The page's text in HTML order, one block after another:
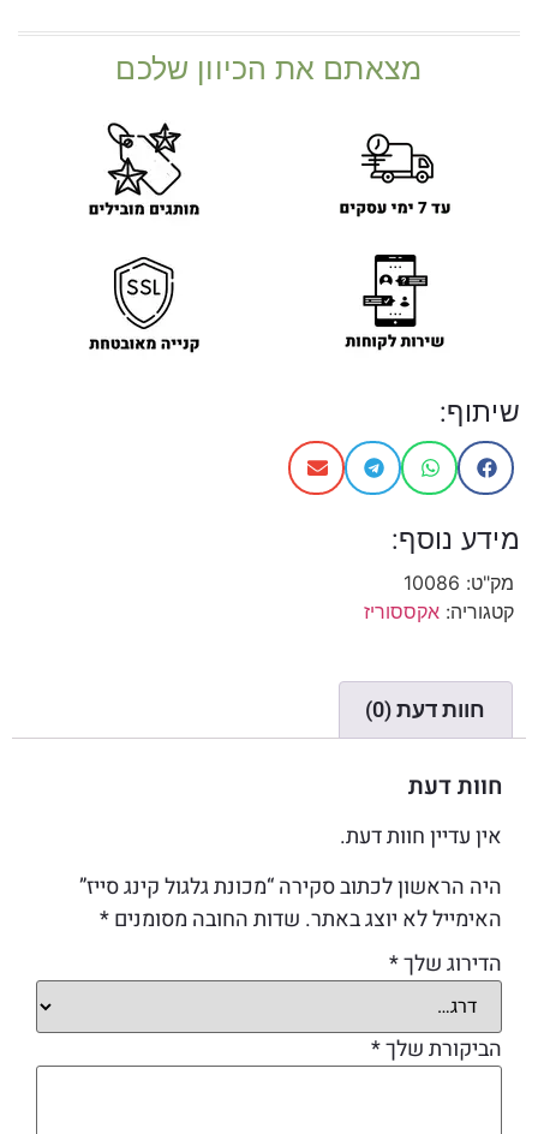
מצאתם את הכיוון שלכם
שיתוף:
מידע נוסף:
מק"ט: 10086
קטגוריה: אקססוריז
חוות דעת (0)
חוות דעת
אין עדיין חוות דעת.
היה הראשון לכתוב סקירה “מכונת גלגול קינג סייז”
האימייל לא יוצג באתר. שדות החובה מסומנים*
הדירוג שלך*
הביקורת שלך*